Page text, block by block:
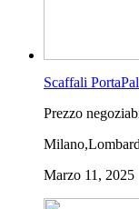
Scaffali
Prezzo
Marzo 11, 2025